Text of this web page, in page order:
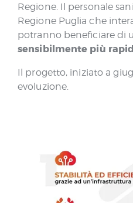
Regione. Il personale
Regione Puglia che
potranno beneficiare di
sensibilmente più
Il progetto, iniziato a
evoluzione.